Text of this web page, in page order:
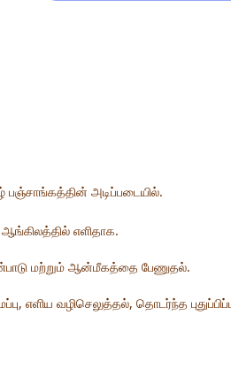
பஞ்சாங்கத்தின் அடிப்படையில்.
எளிதாக.
மற்றும் ஆன்மீகத்தை பேணுதல்.
எளிய வழிசெலுத்தல், தொடர்ந்த